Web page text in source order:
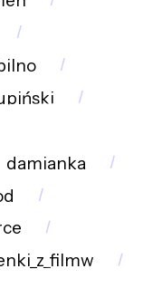
damianka